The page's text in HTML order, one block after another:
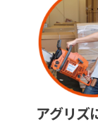
アグリズ